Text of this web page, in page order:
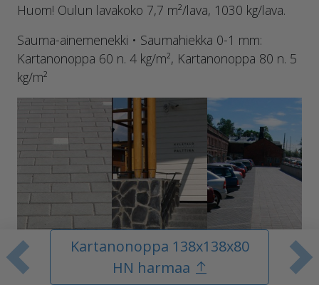
Edellinen tuote
Kartanonoppa 138x138x80
HN harmaa
Huom! Oulun lavakoko 7,7 m²/lava, 1030 kg/lava.
Sauma-ainemenekki • Saumahiekka 0-1 mm:
Kartanonoppa 60 n. 4 kg/m², Kartanonoppa 80 n. 5
kg/m²